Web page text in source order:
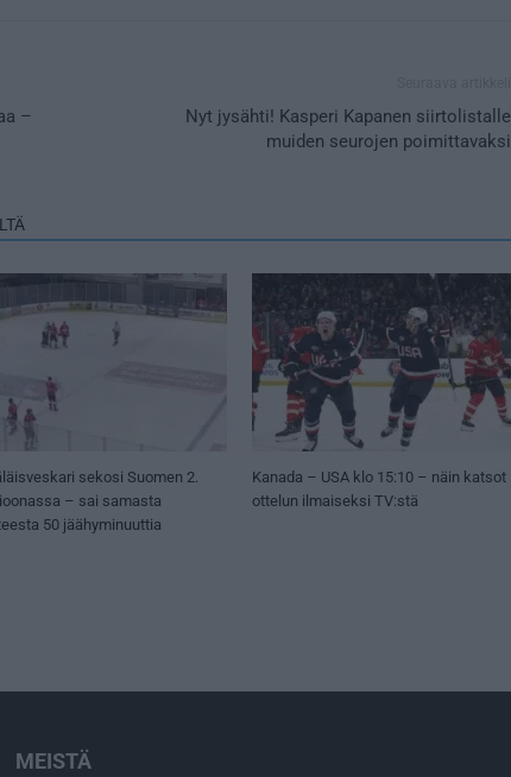
–
Nyt jysähti! Kasperi Kapanen siirtolistalle
muiden seurojen poimittavaksi
sekosi Suomen 2.
– sai samasta
50 jäähyminuuttia
Kanada – USA klo 15:10 – näin katsot
ottelun ilmaiseksi TV:stä
MEISTÄ